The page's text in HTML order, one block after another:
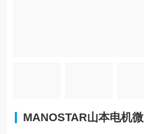
MANOSTAR山本电机